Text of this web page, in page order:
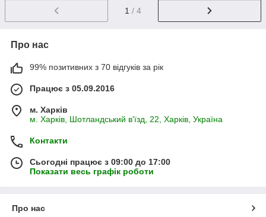
1 / 4
Про нас
99% позитивних з 70 відгуків за рік
Працює з 05.09.2016
м. Харків
м. Харків, Шотландський в'їзд, 22, Харків, Україна
Контакти
Сьогодні працює з 09:00 до 17:00
Показати весь графік роботи
Про нас